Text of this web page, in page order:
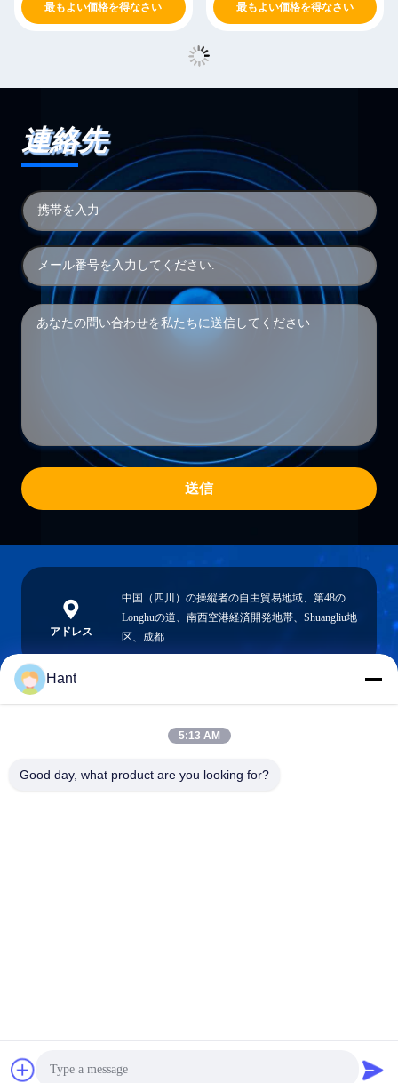
最もよい価格を得なさい 最もよい価格を得なさい
連絡先
送信
アドレス
中国（四川）の操縦者の自由貿易地域、第48の
Longhuの道、南西空港経済開発地帯、Shuangliu地
区、成都
Sales03@chinafibercable.com
Hant
5:13 AM
Good day, what product are you looking for?